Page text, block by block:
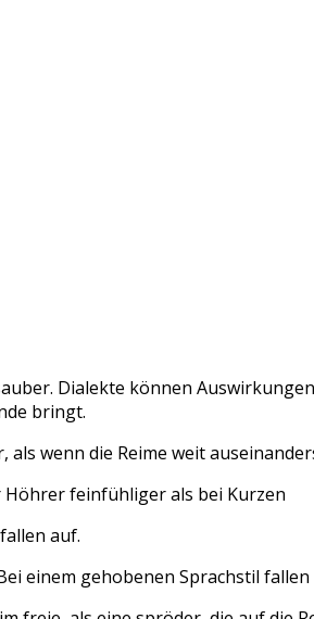
Dialekte können
bringt.
wenn die Reime weit
feinfühliger als bei Kurzen
auf.
einem gehobenen Sprachstil